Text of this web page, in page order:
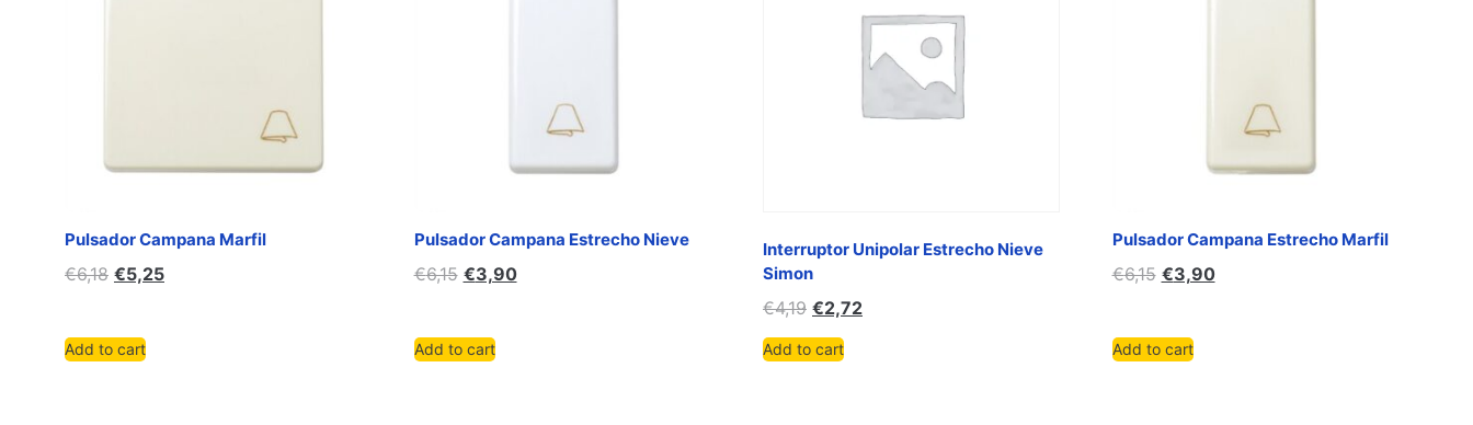
Pulsador Campana Marfil
€6,18 €5,25
Add to cart
Pulsador Campana Estrecho Nieve
€6,15 €3,90
Add to cart
Interruptor Unipolar Estrecho Nieve
Simon
€4,19 €2,72
Add to cart
Pulsador Campana Estrecho Marfil
€6,15 €3,90
Add to cart